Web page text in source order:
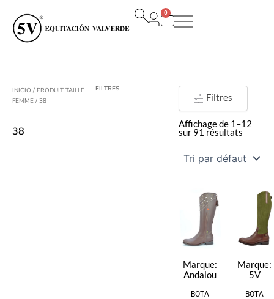
contenu
0
Panier
INICIO / PRODUIT TAILLE
FEMME / 38
38
FILTRES
Filtres
Affichage de 1–12
sur 91 résultats
Marque:
Andalou
BOTA
Marque:
5V
BOTA